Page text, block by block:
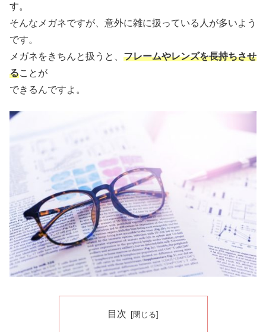
す。
そんなメガネですが、意外に雑に扱っている人が多いよう
です。
メガネをきちんと扱うと、 フレームやレンズを長持ちさせ
ることが
できるんですよ。
目次